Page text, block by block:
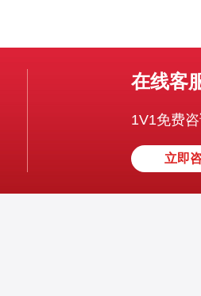
在线客
1V1免费
立即